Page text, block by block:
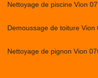
Nettoyage de piscine Vion
Demoussage de toiture Vion
Nettoyage de pignon Vion